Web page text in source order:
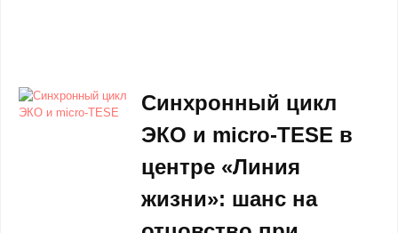
Синхронный цикл
ЭКО и micro-TESE в
центре «Линия
жизни»: шанс на